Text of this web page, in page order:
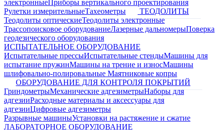
электронные Приборы вертикального проектирования
Рулетки измерительныеТахеометры
ТЕОДОЛИТЫ
Теодолиты оптическиеТеодолиты электронные
Трассопоисковое оборудованиеЛазерные дальномерыПоверка
геодезического оборудования
ИСПЫТАТЕЛЬНОЕ ОБОРУДОВАНИЕ
Испытательные прессыИспытательные стендыМашины для
испытание пружинМашины на трение и износМашины
шлифовально-полировальные Маятниковые копры
ОБОРУДОВАНИЕ ДЛЯ КОНТРОЛЯ ПОКРЫТИЙ
ГриндометрыМеханические адгезиметрыНаборы для
адгезииРасходные материалы и аксессуары для
адгезииЦифровые адгезиметры
Разрывные машиныУстановки на растяжение и сжатие
ЛАБОРАТОРНОЕ ОБОРУДОВАНИЕ